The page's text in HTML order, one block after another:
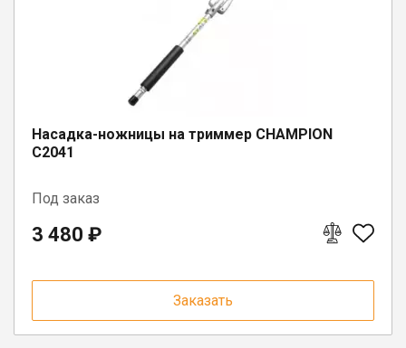
Насадка-ножницы на триммер CHAMPION
C2041
Под заказ
3 480 ₽
Заказать